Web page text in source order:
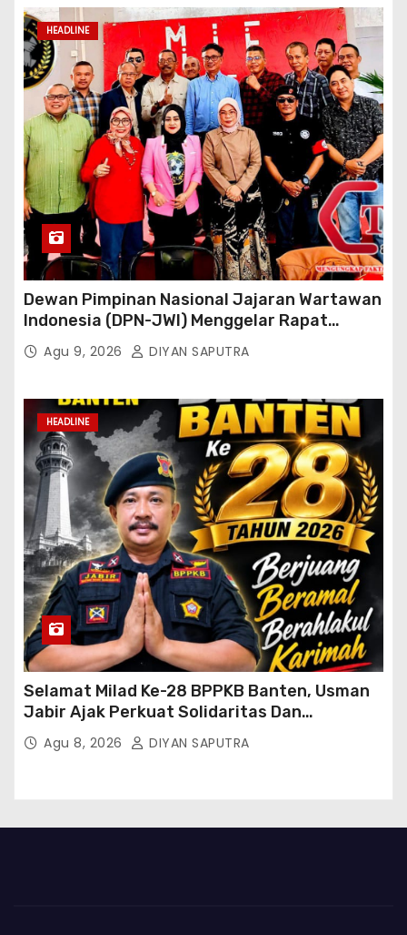
Mengapresiasi Dan Beri Selamat
HEADLINE
Dewan Pimpinan Nasional Jajaran Wartawan
Indonesia (DPN-JWI) Menggelar Rapat
Konsolidasi Dan Restrukturisasi Di Jakarta
Agu 9, 2026 DIYAN SAPUTRA
HEADLINE
Selamat Milad Ke-28 BPPKB Banten, Usman
Jabir Ajak Perkuat Solidaritas Dan
Kebersamaan
Agu 8, 2026 DIYAN SAPUTRA